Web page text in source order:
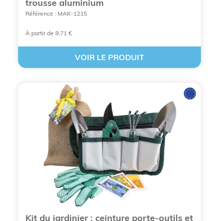
CRÉEZ UN GOODIE OUTIL PERSONNALISÉ
Pourquoi les outils publicitaires
sont-ils des vecteurs de
communication redoutables ?
trousse aluminium
Référence : MAK-1215
À partir de 8,71 €
VOIR LE PRODUIT
Kit du jardinier : ceinture porte-outils et